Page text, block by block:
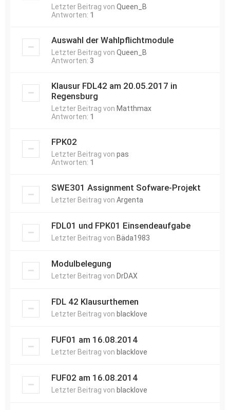
Letzter Beitrag von Queen_B
Antworten: 1
Auswahl der Wahlpflichtmodule
Letzter Beitrag von Queen_B
Antworten: 3
Klausur FDL42 am 20.05.2017 in
Regensburg
Letzter Beitrag von Matthmax
Antworten: 1
FPK02
Letzter Beitrag von pas
Antworten: 1
SWE301 Assignment Sofware-Projekt
Letzter Beitrag von Argenta
FDL01 und FPK01 Einsendeaufgabe
Letzter Beitrag von Bäda1983
Modulbelegung
Letzter Beitrag von DrDAX
FDL 42 Klausurthemen
Letzter Beitrag von blacklove
FUF01 am 16.08.2014
Letzter Beitrag von blacklove
FUF02 am 16.08.2014
Letzter Beitrag von blacklove